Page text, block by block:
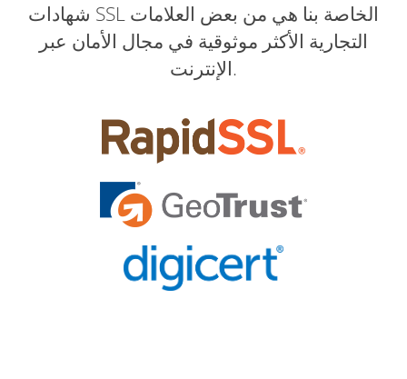
شهادات SSL الخاصة بنا هي من بعض العلامات
التجارية الأكثر موثوقية في مجال الأمان عبر
الإنترنت.